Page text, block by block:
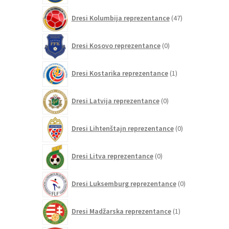
Dresi Kolumbija reprezentance 47izdelkov
Dresi Kosovo reprezentance 0izdelkov
Dresi Kostarika reprezentance 1izdelek
Dresi Latvija reprezentance 0izdelkov
Dresi Lihtenštajn reprezentance 0izdelkov
Dresi Litva reprezentance 0izdelkov
Dresi Luksemburg reprezentance 0izdelkov
Dresi Madžarska reprezentance 1izdelek